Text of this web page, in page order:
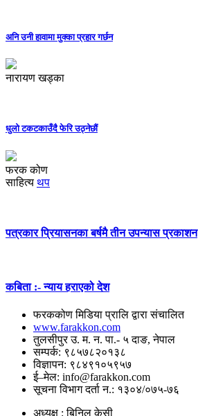
अनि उनी हावामा मुक्का प्रहार गर्छन
नारायण खड्का
धुलो टकटकाउँदै फेरि उठ्नेछौं
फरक कोण
साहित्य थप
पत्रकार प्रियासनका बर्षमै तीन उपन्यास प्रकाशन
कबिता :- न्याय हराएको देश
फरककोण मिडिया प्रालि द्वारा संचालित
www.farakkon.com
तुलसीपुर उ. म. न. पा.- ५ दाङ, नेपाल
सम्पर्क: ९८५७८२०१३८
विज्ञापन: ९८४९१०५९५७
ई–मेल: info@farakkon.com
सूचना विभाग दर्ता न.: १३०४/०७५-७६
अध्यक्ष : बिनिल केसी